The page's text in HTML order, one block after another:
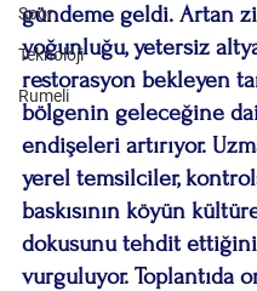
Spor
Teknoloji
Rumeli
gündeme geldi. Artan
yoğunluğu, yetersiz
restorasyon bekleyen
bölgenin geleceğine
endişeleri artırıyor.
yerel temsilciler,
baskısının köyün
dokusunu tehdit ettiğini
vurguluyor. Toplantıda